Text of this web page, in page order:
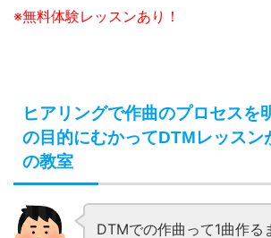
※無料体験レッスンあり！
ヒアリングで作曲のプロセスを
の目的にむかってDTMレッスン
の教室
DTMでの作曲って1曲作る